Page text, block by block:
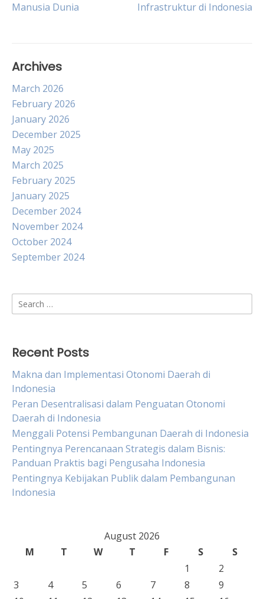
navigation
Manusia Dunia
Infrastruktur di Indonesia
Archives
March 2026
February 2026
January 2026
December 2025
May 2025
March 2025
February 2025
January 2025
December 2024
November 2024
October 2024
September 2024
Search
for:
Recent Posts
Makna dan Implementasi Otonomi Daerah di
Indonesia
Peran Desentralisasi dalam Penguatan Otonomi
Daerah di Indonesia
Menggali Potensi Pembangunan Daerah di Indonesia
Pentingnya Perencanaan Strategis dalam Bisnis:
Panduan Praktis bagi Pengusaha Indonesia
Pentingnya Kebijakan Publik dalam Pembangunan
Indonesia
August 2026
M
T W T F S
S
1
2
3
4 5 6 7 8
9